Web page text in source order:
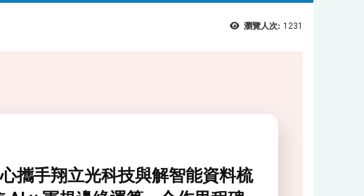
瀏覽人次: 1231
攜手翔立光科技與解智能資料梳